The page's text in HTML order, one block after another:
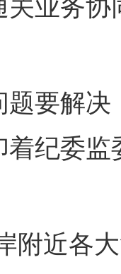
关业务
解决
着纪委
近各大